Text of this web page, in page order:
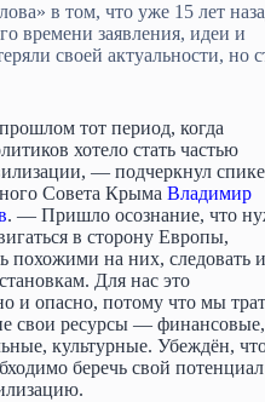
в том, что уже 15 лет
времени заявления, идеи и
своей актуальности, но
тот период, когда
хотело стать частью
— подчеркнул
Совета Крыма Владимир
. — Пришло осознание, что
в сторону Европы,
похожими на них, следовать
Для нас это
и опасно, потому что мы
свои ресурсы — финансовые,
культурные. Убеждён,
беречь свой